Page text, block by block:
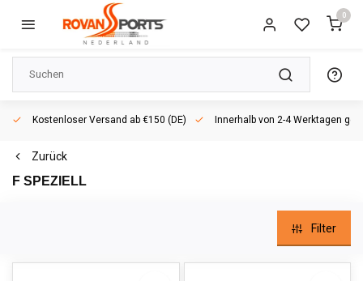
0
Kostenloser Versand ab €150 (DE) Innerhalb von 2-4 Werktagen
Zurück
F SPEZIELL
Filter